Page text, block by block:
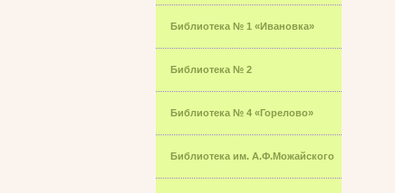
Библиотека № 1 «Ивановка»
Библиотека № 2
Библиотека № 4 «Горелово»
Библиотека им. А.Ф.Можайского